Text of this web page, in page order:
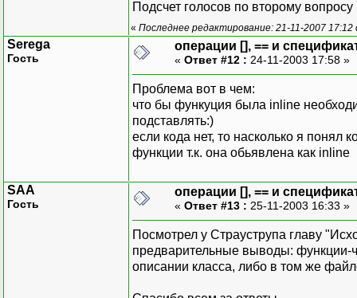
Подсчет голосов по второму
« Последнее редактирование: 21-11-2007 17:12
Serega
Гость
операции [], == и
« Ответ #12 : 24-11-2003 17:58 »
Проблема вот в чем:
что бы функуция была inline
подставлять:)
если кода нет, то насколько я понял
функции т.к. она обьявлена как inline
SAA
Гость
операции [], == и
« Ответ #13 : 25-11-2003 16:33 »
Посмотрел у Страуструпа главу
предварительные выводы: функции-
описании класса, либо в том же